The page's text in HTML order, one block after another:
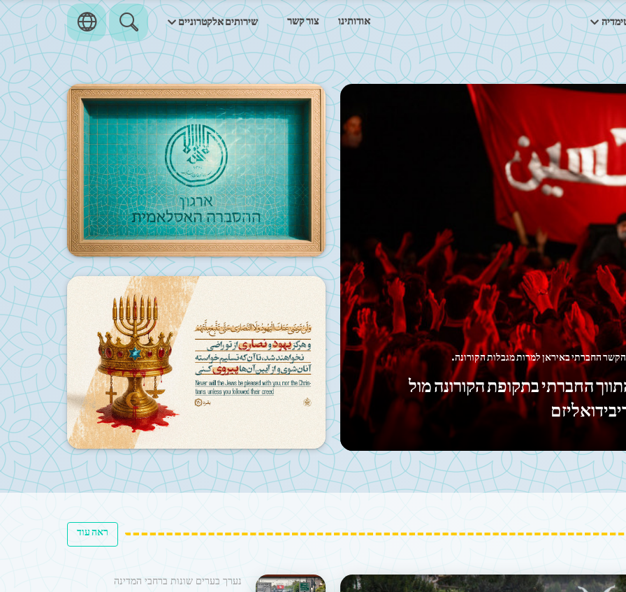
אודותינו צור קשר שירותים אלקטרוניים
התפילה – הם שותפים לחיי היומיום של הציבור
בין אנשי הדת באיראן לעם
האירים שומרים על אמונה ונאמנות מול
הטקסים הדתיים שעמדו בפרץ:
ראה עוד
נערך בערים שונות ברחבי המדינה